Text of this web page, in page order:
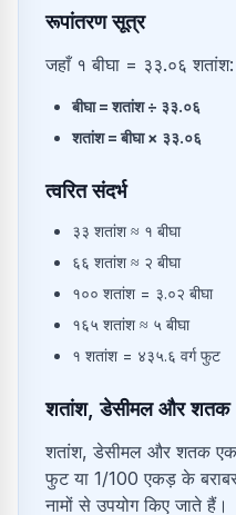
रूपांतरण सूत्र
जहाँ १ बीघा = ३३.०६ शतांश:
बीघा=शतांश÷ ३३.०६
शतांश=बीघा× ३३.०६
त्वरित संदर्भ
३३ शतांश ≈ १ बीघा
६६ शतांश ≈ २ बीघा
१०० शतांश = ३.०२ बीघा
१६५ शतांश ≈ ५ बीघा
१ शतांश = ४३५.६ वर्ग फुट
शतांश, डेसीमल और शतक
शतांश, डेसीमल और शतक एक
फुट या 1/100 एकड़ के
नामों से उपयोग किए जाते हैं।